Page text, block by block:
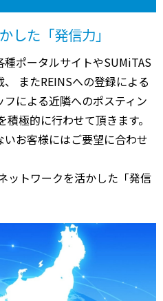
した「発信力」
ポータルサイトやSUMiTAS
またREINSへの登録による
による近隣へのポスティン
極的に行わせて頂きます。
お客様にはご要望に合わせ
ットワークを活かした「発信